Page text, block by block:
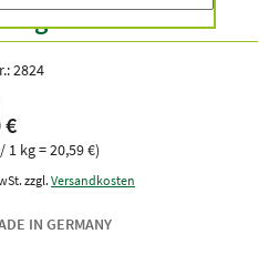
Ingwer
2824
€
1 kg = 20,59 €)
zzgl. Versandkosten